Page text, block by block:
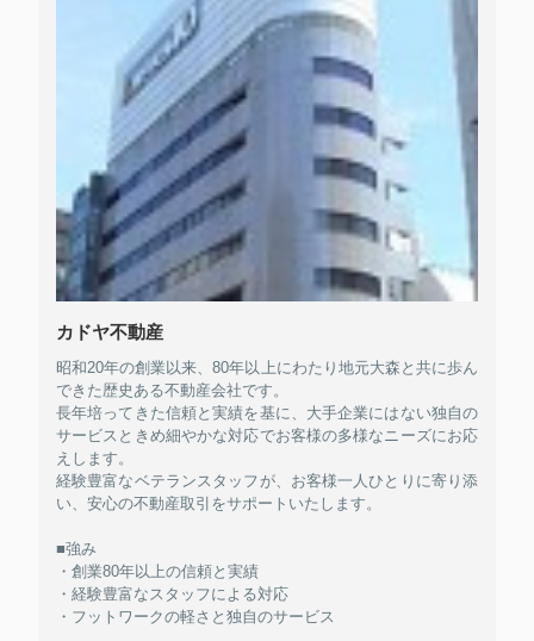
カドヤ不動産
昭和20年の創業以来、80年以上にわたり地元大森と共に歩ん
できた歴史ある不動産会社です。
長年培ってきた信頼と実績を基に、大手企業にはない独自の
サービスときめ細やかな対応でお客様の多様なニーズにお応
えします。
経験豊富なベテランスタッフが、お客様一人ひとりに寄り添
い、安心の不動産取引をサポートいたします。
■強み
・創業80年以上の信頼と実績
・経験豊富なスタッフによる対応
・フットワークの軽さと独自のサービス